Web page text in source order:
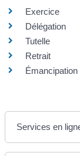
Exercice
Délégation
Tutelle
Retrait
Émancipation
Services en